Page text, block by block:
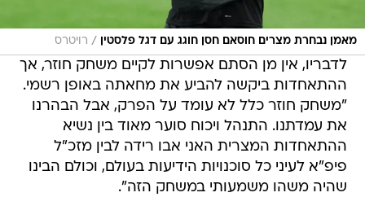
מאמן נבחרת מצרים חוסאם חסן חוגג עם דגל פלסטין / רויטרס
לדבריו, אין מן הסתם אפשרות לקיים משחק חוזר, אך
ההתאחדות ביקשה להביע את מחאתה באופן רשמי.
"משחק חוזר כלל לא עומד על הפרק, אבל הבהרנו
את עמדתנו. התנהל ויכוח סוער מאוד בין נשיא
ההתאחדות המצרית האני אבו רידה לבין מזכ"ל
פיפ"א לעיני כל סוכנויות הידיעות בעולם, וכולם הבינו
שהיה משהו משמעותי במשחק הזה".